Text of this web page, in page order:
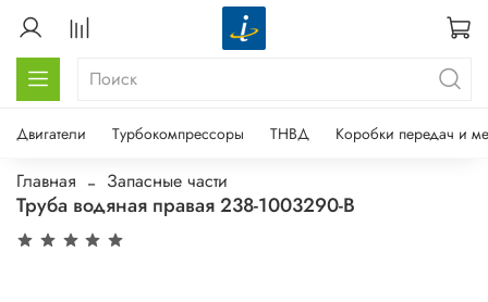
Двигатели Турбокомпрессоры ТНВД Коробки передач и
Главная Запасные части
Труба водяная правая 238-1003290-В